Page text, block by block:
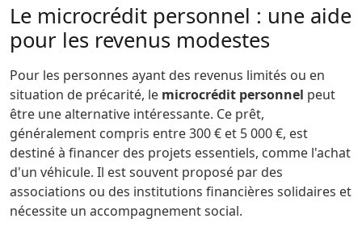
Le microcrédit personnel : une aide
pour les revenus modestes
Pour les personnes ayant des revenus limités ou en
situation de précarité, le microcrédit personnel peut
être une alternative intéressante. Ce prêt,
généralement compris entre 300 € et 5 000 €, est
destiné à financer des projets essentiels, comme l'achat
d'un véhicule. Il est souvent proposé par des
associations ou des institutions financières solidaires et
nécessite un accompagnement social.